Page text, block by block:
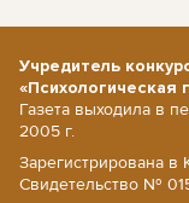
Учредитель
«Психологическая
Газета выходила в
2005 г.
Зарегистрирована в
Свидетельство №